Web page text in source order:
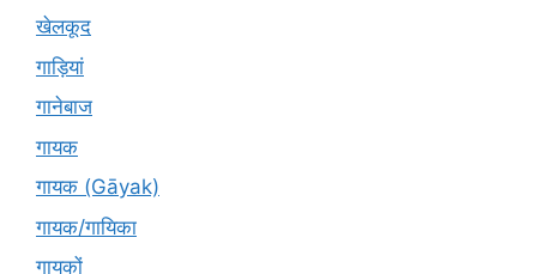
खेलकूद
गाड़ियां
गानेबाज
गायक
गायक (Gāyak)
गायक/गायिका
गायकों